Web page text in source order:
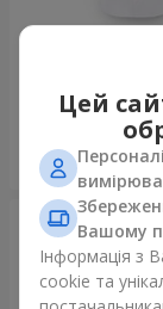
1 481 грнЦей
Вашому
Інформація з
cookie та